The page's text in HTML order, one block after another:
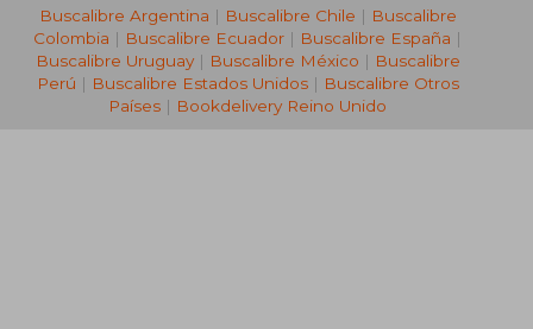
Buscalibre Argentina | Buscalibre Chile | Buscalibre
Colombia | Buscalibre Ecuador | Buscalibre España |
Buscalibre Uruguay| Buscalibre México | Buscalibre
Perú | Buscalibre Estados Unidos| Buscalibre Otros
Países | Bookdelivery Reino Unido